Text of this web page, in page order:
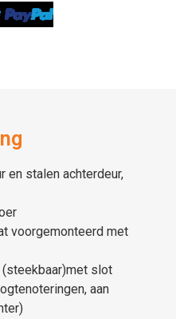
en stalen achterdeur,
voorgemonteerd met
slot
aan